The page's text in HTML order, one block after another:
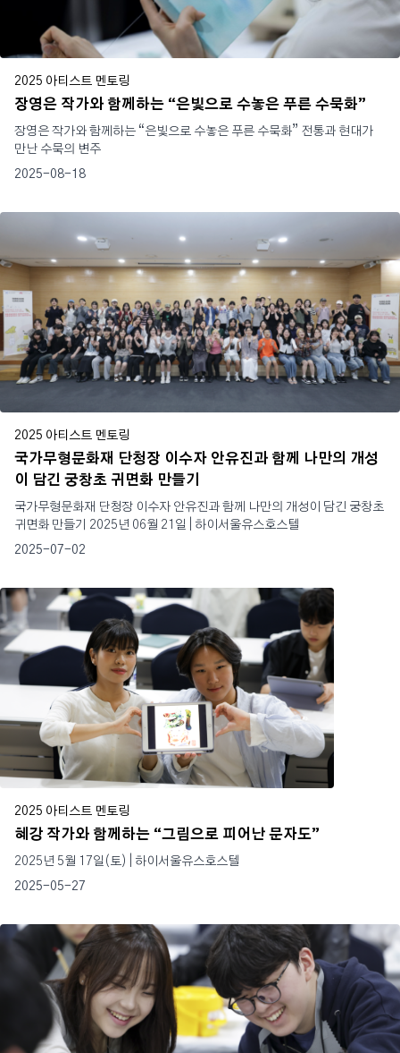
2025 아티스트 멘토링
장영은 작가와 함께하는 “은빛으로 수놓은 푸른 수묵화”
장영은 작가와 함께하는 “은빛으로 수놓은 푸른 수묵화” 전통과 현대가
만난 수묵의 변주
2025-08-18
2025 아티스트 멘토링
국가무형문화재 단청장 이수자 안유진과 함께 나만의 개성
이 담긴 궁창초 귀면화 만들기
국가무형문화재 단청장 이수자 안유진과 함께 나만의 개성이 담긴 궁창초
귀면화 만들기 2025년 06월 21일 | 하이서울유스호스텔
2025-07-02
2025 아티스트 멘토링
혜강 작가와 함께하는 “그림으로 피어난 문자도”
2025년 5월 17일(토) | 하이서울유스호스텔
2025-05-27